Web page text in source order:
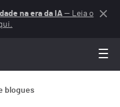
na era da IA— Leia o
blogues